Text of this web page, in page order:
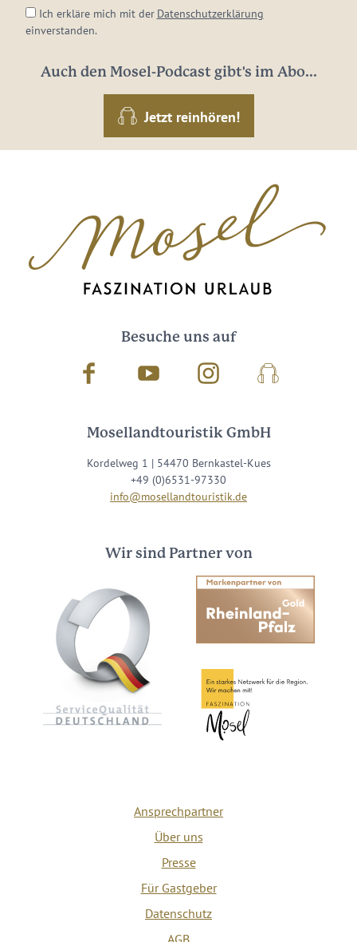
Ich erkläre mich mit der Datenschutzerklärung
einverstanden.
Auch den Mosel-Podcast gibt's im Abo...
Jetzt reinhören!
Besuche uns auf
Facebook Youtube InstagramPodcast
Mosellandtouristik GmbH
Kordelweg 1 | 54470 Bernkastel-Kues
+49 (0)6531-97330
info@mosellandtouristik.de
Wir sind Partner von
Ansprechpartner
Über uns
Presse
Für Gastgeber
Datenschutz